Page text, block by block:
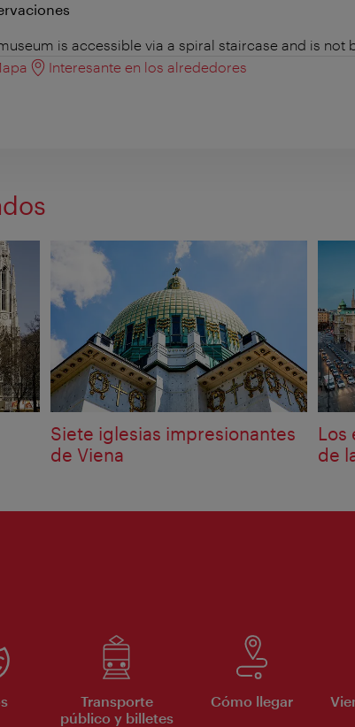
is accessible via a spiral staircase and is not
Interesante en los alrededores
Siete iglesias impresionantes
de Viena
Los
de
Transporte
público y billetes
Cómo llegar